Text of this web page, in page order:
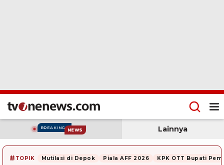
BREAKING NEWS Lainnya
# TOPIK Mutilasi di Depok Piala AFF 2026 KPK OTT Bupati